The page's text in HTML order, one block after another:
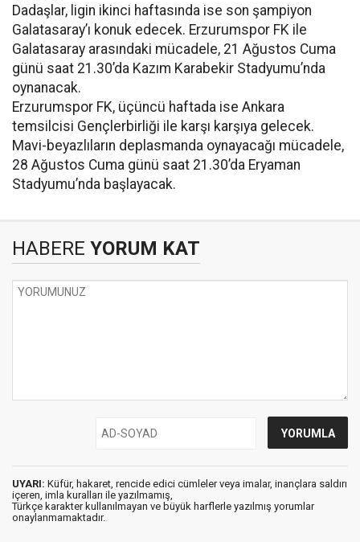
Dadaşlar, ligin ikinci haftasında ise son şampiyon
Galatasaray’ı konuk edecek. Erzurumspor FK ile
Galatasaray arasındaki mücadele, 21 Ağustos Cuma
günü saat 21.30’da Kazım Karabekir Stadyumu’nda
oynanacak.
Erzurumspor FK, üçüncü haftada ise Ankara
temsilcisi Gençlerbirliği ile karşı karşıya gelecek.
Mavi-beyazlıların deplasmanda oynayacağı mücadele,
28 Ağustos Cuma günü saat 21.30’da Eryaman
Stadyumu’nda başlayacak.
HABERE YORUM KAT
UYARI: Küfür, hakaret, rencide edici cümleler veya imalar, inançlara saldırı
içeren, imla kuralları ile yazılmamış,
Türkçe karakter kullanılmayan ve büyük harflerle yazılmış yorumlar
onaylanmamaktadır.